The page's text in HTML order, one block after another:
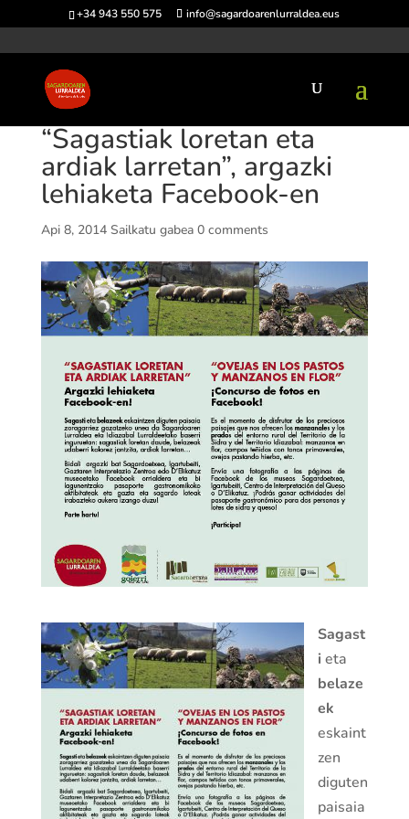
+34 943 550 575 info@sagardoarenlurraldea.eus
“Sagastiak loretan eta
ardiak larretan”, argazki
lehiaketa Facebook-en
Api 8, 2014 Sailkatu gabea 0 comments
Sagast
ieta
belaze
ek
eskaint
zen
diguten
paisaia